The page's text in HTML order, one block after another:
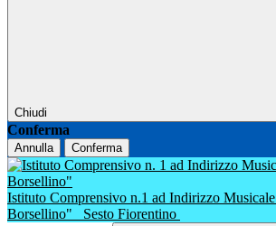
Chiudi
Conferma
Annulla Conferma
Istituto Comprensivo n.1 ad Indirizzo Musicale
Borsellino"
Sesto Fiorentino